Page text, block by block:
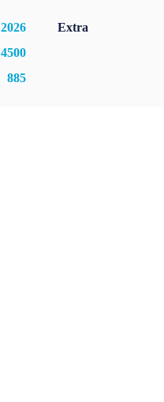
2026
4500
885
Extra